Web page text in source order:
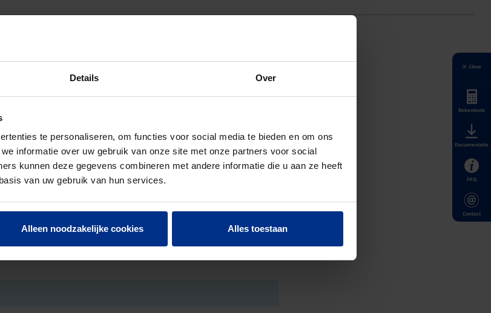
Details Over
te personaliseren, om functies voor social media te bieden en om ons
informatie over uw gebruik van onze site met onze partners voor social
kunnen deze gegevens combineren met andere informatie die u aan ze heeft
van uw gebruik van hun services.
Alleen noodzakelijke cookies Alles toestaan
Close
Rekentools
Documentatie
FAQ
Contact